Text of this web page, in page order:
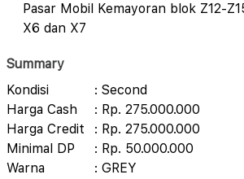
Pasar Mobil Kemayoran blok Z12-
X6 dan X7
Summary
Kondisi
: Second
Harga Cash
: Rp. 275.000.000
Harga Credit
: Rp. 275.000.000
Minimal DP
: Rp. 50.000.000
Warna
: GREY